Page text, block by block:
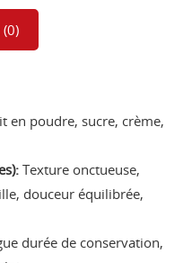
0)
en poudre, sucre, crème,
Texture onctueuse,
douceur équilibrée,
durée de conservation,